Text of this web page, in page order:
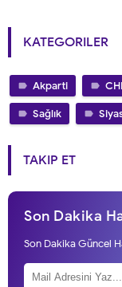
KATEGORILER
Akparti
Sağlık
TAKIP ET
Son Dakika
Son Dakika Güncel